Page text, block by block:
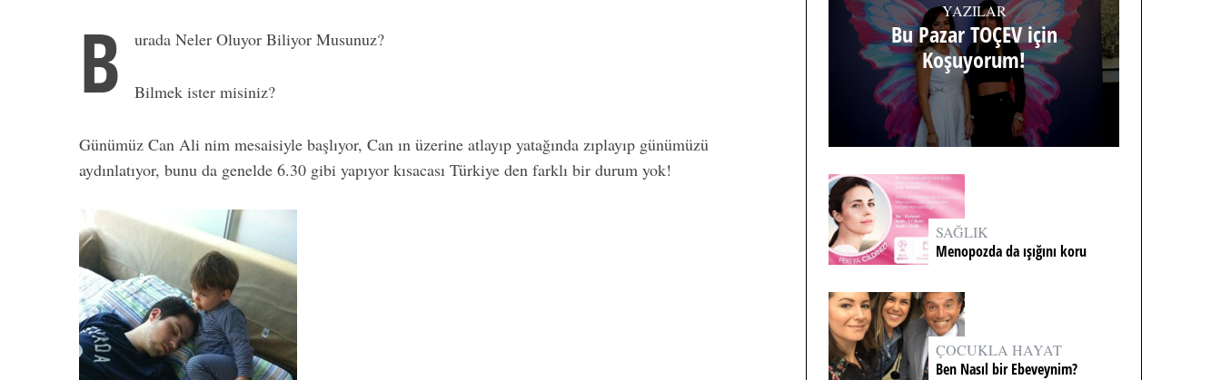
B urada Neler Oluyor Biliyor Musunuz?
Bilmek ister misiniz?
Günümüz Can Ali nim mesaisiyle başlıyor, Can ın üzerine atlayıp yatağında zıplayıp günümüzü
aydınlatıyor, bunu da genelde 6.30 gibi yapıyor kısacası Türkiye den farklı bir durum yok!
YAZILAR
Bu Pazar TOÇEV için
Koşuyorum!
SAĞLIK
Menopozda da ışığını koru
ÇOCUKLA HAYAT
Ben Nasıl bir Ebeveynim?